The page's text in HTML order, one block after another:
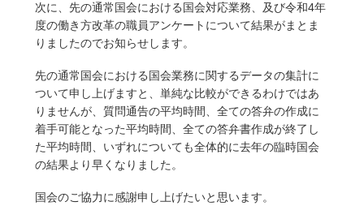
次に、先の通常国会における国会対応業務、及び令和4年
度の働き方改革の職員アンケートについて結果がまとま
りましたのでお知らせします。
先の通常国会における国会業務に関するデータの集計に
ついて申し上げますと、単純な比較ができるわけではあ
りませんが、質問通告の平均時間、全ての答弁の作成に
着手可能となった平均時間、全ての答弁書作成が終了し
た平均時間、いずれについても全体的に去年の臨時国会
の結果より早くなりました。
国会のご協力に感謝申し上げたいと思います。